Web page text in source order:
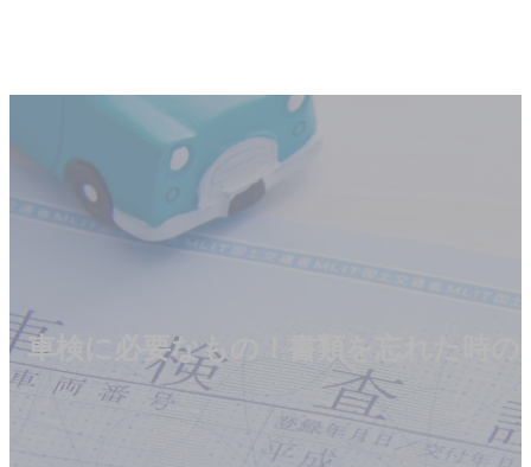
車検に必要なもの！書類を忘れた時